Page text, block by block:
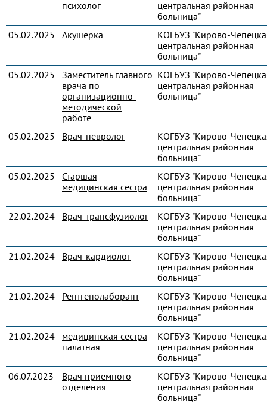
психолог
центральная районная
больница"
05.02.2025
Акушерка
КОГБУЗ "Кирово-
центральная районная
больница"
05.02.2025
Заместитель главного
врача по
организационно-
методической
работе
КОГБУЗ "Кирово-
центральная районная
больница"
05.02.2025 Врач-невролог
КОГБУЗ "Кирово-
центральная районная
больница"
05.02.2025
Старшая
медицинская сестра
КОГБУЗ "Кирово-
центральная районная
больница"
22.02.2024
Врач-трансфузиолог
КОГБУЗ "Кирово-
центральная районная
больница"
21.02.2024
Врач-кардиолог
КОГБУЗ "Кирово-
центральная районная
больница"
21.02.2024
Рентгенолаборант
КОГБУЗ "Кирово-
центральная районная
больница"
21.02.2024
медицинская сестра
палатная
КОГБУЗ "Кирово-
центральная районная
больница"
06.07.2023
Врач приемного
отделения
КОГБУЗ "Кирово-
центральная районная
больница"